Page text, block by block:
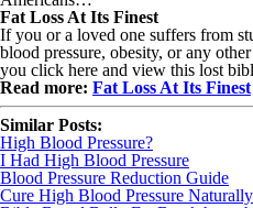
Fat Loss At Its Finest
If you or a loved one suffers from
blood pressure, obesity, or any
you click here and view this lost
Read more: Fat Loss At Its Finest
Similar Posts:
High Blood Pressure?
I Had High Blood Pressure
Blood Pressure Reduction Guide
Cure High Blood Pressure Naturally